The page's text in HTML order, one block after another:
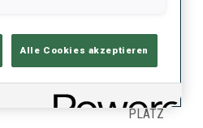
PLATZ
Alle Cookies akzeptieren